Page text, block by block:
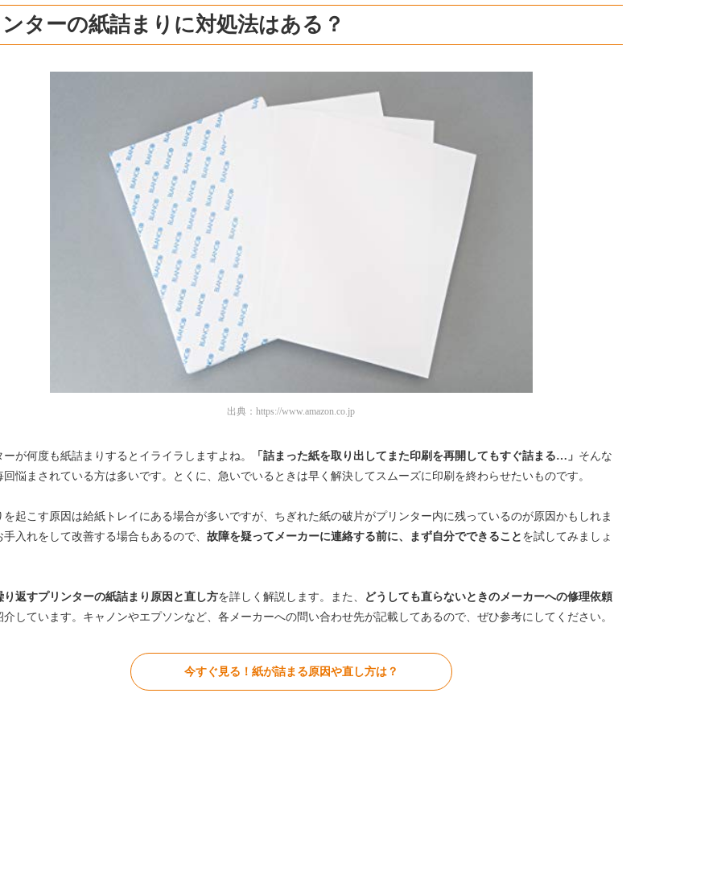
ターの紙詰まりに対処法はある？
出典： https://www.amazon.co.jp
ーが何度も紙詰まりするとイライラしますよね。 「詰まった紙を取り出してまた印刷を再開してもすぐ詰まる…」 そんな
回悩まされている方は多いです。とくに、急いでいるときは早く解決してスムーズに印刷を終わらせたいものです。
を起こす原因は給紙トレイにある場合が多いですが、ちぎれた紙の破片がプリンター内に残っているのが原因かもしれま
手入れをして改善する場合もあるので、 故障を疑ってメーカーに連絡する前に、まず自分でできること を試してみましょ
り返すプリンターの紙詰まり原因と直し方を詳しく解説します。また、
どうしても直らないときのメーカーへの修理依頼
介しています。キャノンやエプソンなど、各メーカーへの問い合わせ先が記載してあるので、ぜひ参考にしてください。
今すぐ見る！紙が詰まる原因や直し方は？